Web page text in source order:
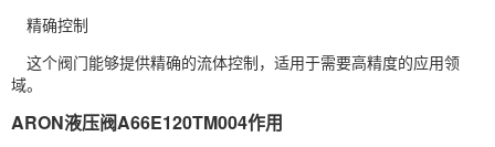
精确控制
这个阀门能够提供精确的流体控制，适用于需要高精度的应用领
域。
ARON液压阀A66E120TM004作用